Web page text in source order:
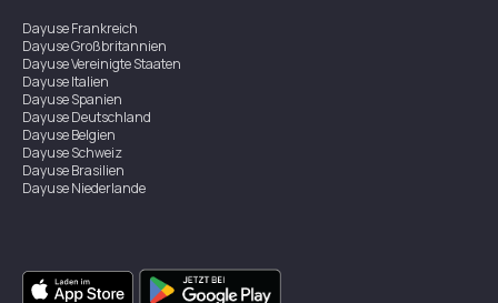
DayuseFrankreich
DayuseGroßbritannien
DayuseVereinigte Staaten
DayuseItalien
DayuseSpanien
DayuseDeutschland
DayuseBelgien
DayuseSchweiz
DayuseBrasilien
DayuseNiederlande
DayuseSingapur
DayuseZweden